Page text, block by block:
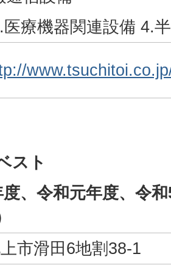
医療機器関連設備 4.
スト
度、令和元年度、令
市滑田6地割38-1